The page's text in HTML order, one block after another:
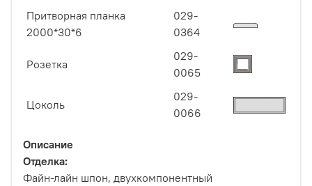
Притворная планка
2000*30*6
029-
0364
Розетка
029-
0065
Цоколь
029-
0066
Описание
Отделка:
Файн-лайн шпон, двухкомпонентный